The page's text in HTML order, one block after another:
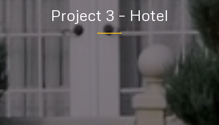
Project 3 – Hotel